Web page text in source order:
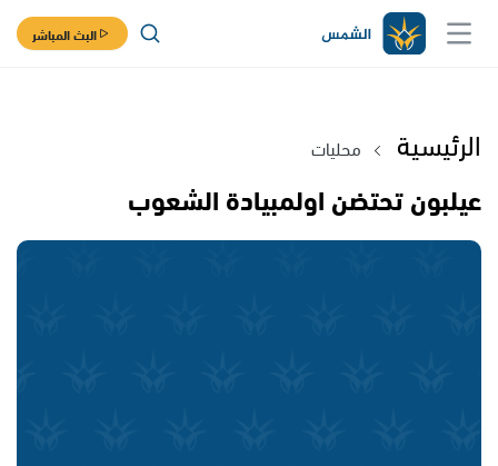
البث المباشر
الرئيسية محليات
عيلبون تحتضن اولمبيادة الشعوب